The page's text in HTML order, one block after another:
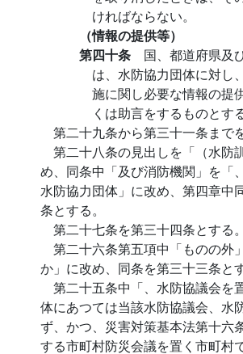
ければならない。
（情報の提供等）
第四十条 国、都道府県及
は、水防協力団体に対し
施に関し必要な情報の提
くは助言をするものとする
第二十九条から第三十一条まで
第二十八条の見出しを「（水防
め、同条中「及び消防機関」を「
水防協力団体」に改め、第四章中
条とする。
第二十七条を第三十四条とする。
第二十六条第五項中「ものの外
か」に改め、同条を第三十三条とす
第二十五条中「、水防協議会を
体にあつては当該水防協議会、水
ず、かつ、災害対策基本法第十六
する市町村防災会議を置く市町村